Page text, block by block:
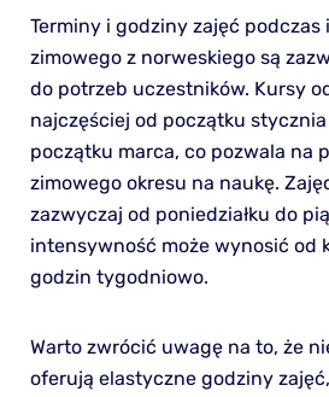
Terminy i godziny zajęć
zimowego z norweskiego są
do potrzeb uczestników. Kursy
najczęściej od początku
początku marca, co pozwala na
zimowego okresu na naukę.
zazwyczaj od poniedziałku do
intensywność może wynosić od
godzin tygodniowo.
Warto zwrócić uwagę na to, że
oferują elastyczne godziny